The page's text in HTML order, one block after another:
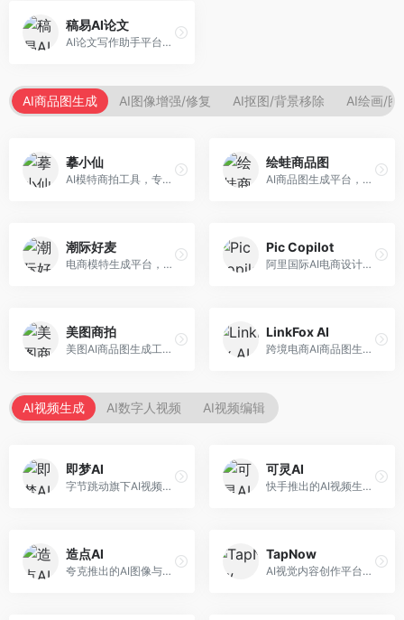
稿易AI论文
AI论文写作助手平台，提供智能化学术写作支持。面向高校学生，支持多种论文类型生成，提供参考文献管理和格式规范服务，操作流程简单。
AI商品图生成 AI图像增强/修复 AI抠图/背景移除 AI绘画/图
摹小仙
AI模特商拍工具，专注于服装电商。面向服装电商卖家，提供虚拟模特试穿、商品展示图生成等服务，模特形象多样，拍摄成本低。
绘蛙商品图
AI商品图生成平台，支持模特换装和场景生成。面向电商卖家，提供商品上身效果展示、场景化商品图生成等服务，电商营销效果显著。
潮际好麦
电商模特生成平台，支持AI虚拟模特创作。面向服装和配饰电商，提供模特试穿、商品展示、营销素材生成等服务，模特形象可定制。
Pic Copilot
阿里国际AI电商设计工具，专注于跨境电商。面向跨境电商卖家，提供商品图优化、营销海报生成、多语言适配等服务，海外市场适配性强。
美图商拍
美图AI商品图生成工具，整合美图生态。面向电商卖家，提供商品图美化、模特替换、场景生成等服务，移动端操作便捷。
LinkFox AI
跨境电商AI商品图生成工具。面向跨境电商卖家，支持多语言商品图生成、模特替换、场景优化等服务，适配海外电商平台需求。
AI视频生成 AI数字人视频 AI视频编辑
即梦AI
字节跳动旗下AI视频创作平台，支持多模态内容生成。面向内容创作者和营销人员，提供文生视频、图生视频、智能剪辑等功能，中文理解能力强，创作效率高。
可灵AI
快手推出的AI视频生成平台，支持文生视频和图生视频，可生成长达2分钟的高质量视频内容。面向短视频创作者和营销人员，操作简便，生成效果逼真，适合商业推广和创意表达。
造点AI
夸克推出的AI图像与视频创作平台。面向普通用户和内容创作者，提供文生图、文生视频等功能，操作简便，与夸克生态深度整合。
TapNow
AI视觉内容创作平台，整合图像与视频生成能力。面向内容创作者，提供文生图、文生视频、智能编辑等服务，创作工具丰富，一站式体验便捷。